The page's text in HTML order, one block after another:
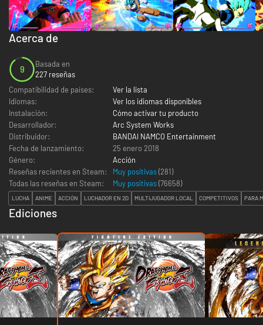
Acerca de
9
Basada en
227 reseñas
Compatibilidad de países:
Ver la lista
Idiomas:
Ver los idiomas disponibles
Instalación:
Cómo activar tu producto
Desarrollador:
Arc System Works
Distribuidor:
BANDAI NAMCO Entertainment
Fecha de lanzamiento:
25 enero 2018
Género:
Acción
Reseñas recientes en Steam:
Muy positivas(281)
Todas las reseñas en Steam:
Muy positivas(76658)
LUCHA ANIME ACCIÓN LUCHADOR EN 2D MULTIJUGADOR LOCAL COMPETITIVOS PARA
Ediciones